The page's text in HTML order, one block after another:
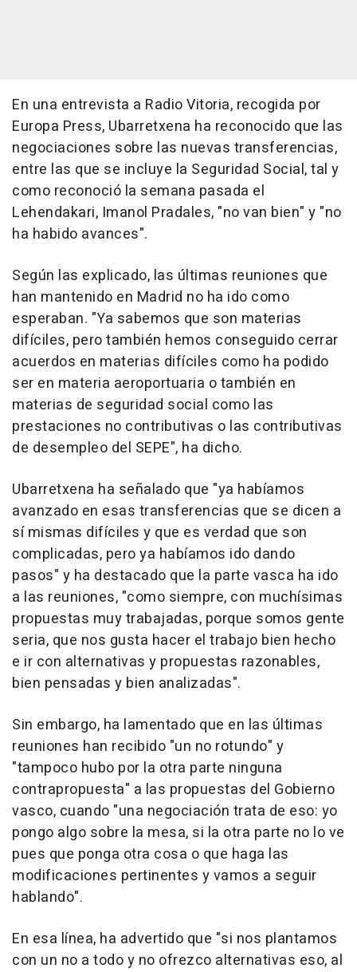
En una entrevista a Radio Vitoria, recogida por
Europa Press, Ubarretxena ha reconocido que las
negociaciones sobre las nuevas transferencias,
entre las que se incluye la Seguridad Social, tal y
como reconoció la semana pasada el
Lehendakari, Imanol Pradales, "no van bien" y "no
ha habido avances".
Según las explicado, las últimas reuniones que
han mantenido en Madrid no ha ido como
esperaban. "Ya sabemos que son materias
difíciles, pero también hemos conseguido cerrar
acuerdos en materias difíciles como ha podido
ser en materia aeroportuaria o también en
materias de seguridad social como las
prestaciones no contributivas o las contributivas
de desempleo del SEPE", ha dicho.
Ubarretxena ha señalado que "ya habíamos
avanzado en esas transferencias que se dicen a
sí mismas difíciles y que es verdad que son
complicadas, pero ya habíamos ido dando
pasos" y ha destacado que la parte vasca ha ido
a las reuniones, "como siempre, con muchísimas
propuestas muy trabajadas, porque somos gente
seria, que nos gusta hacer el trabajo bien hecho
e ir con alternativas y propuestas razonables,
bien pensadas y bien analizadas".
Sin embargo, ha lamentado que en las últimas
reuniones han recibido "un no rotundo" y
"tampoco hubo por la otra parte ninguna
contrapropuesta" a las propuestas del Gobierno
vasco, cuando "una negociación trata de eso: yo
pongo algo sobre la mesa, si la otra parte no lo ve
pues que ponga otra cosa o que haga las
modificaciones pertinentes y vamos a seguir
hablando".
En esa línea, ha advertido que "si nos plantamos
con un no a todo y no ofrezco alternativas eso, al